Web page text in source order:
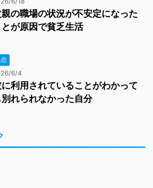
の職場の状況が不安定になった
とが原因で貧乏生活
6/4
利用されていることがわかって
別れられなかった自分